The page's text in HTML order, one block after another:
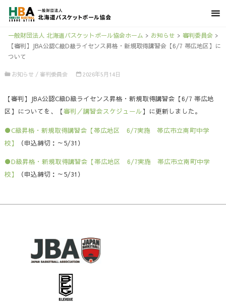
一般財団法人 北海道バスケットボール協会ホーム > お知らせ > 審判委員会>
【審判】JBA公認C級D級ライセンス昇格・新規取得講習会【6/7 帯広地区】に
ついて
お知らせ / 審判委員会 2026年5月14日
【審判】JBA公認C級D級ライセンス昇格・新規取得講習会【6/7 帯広地
区】についてを、【審判／講習会スケジュール】に更新しました。
●C級昇格・新規取得講習会【帯広地区 6/7実施 帯広市立南町中学
校】
（申込締切：～5/31）
●D級昇格・新規取得講習会【帯広地区 6/7実施 帯広市立南町中学
校】
（申込締切：～5/31）